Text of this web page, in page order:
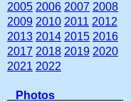
2005 2006 2007 2008
2009 2010 2011 2012
2013 2014 2015 2016
2017 2018 2019 2020
2021 2022
Photos